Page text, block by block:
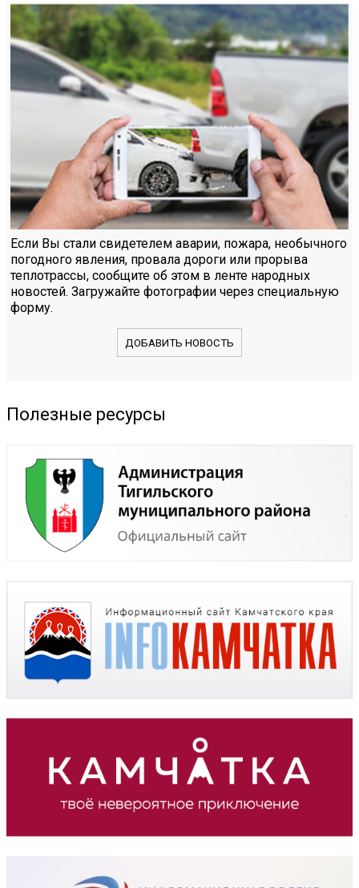
Если Вы стали свидетелем аварии, пожара, необычного
погодного явления, провала дороги или прорыва
теплотрассы, сообщите об этом в ленте народных
новостей. Загружайте фотографии через специальную
форму.
ДОБАВИТЬ НОВОСТЬ
Полезные ресурсы